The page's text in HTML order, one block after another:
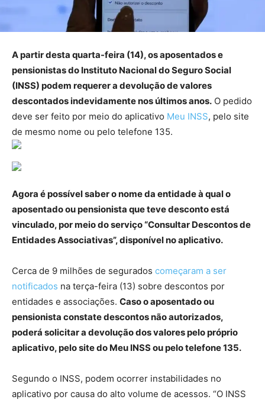
A partir desta quarta-feira (14), os aposentados e
pensionistas do Instituto Nacional do Seguro Social
(INSS) podem requerer a devolução de valores
descontados indevidamente nos últimos anos. O pedido
deve ser feito por meio do aplicativo Meu INSS, pelo site
de mesmo nome ou pelo telefone 135.
Agora é possível saber o nome da entidade à qual o
aposentado ou pensionista que teve desconto está
vinculado, por meio do serviço “Consultar Descontos de
Entidades Associativas”, disponível no aplicativo.
Cerca de 9 milhões de segurados começaram a ser
notificados na terça-feira (13) sobre descontos por
entidades e associações. Caso o aposentado ou
pensionista constate descontos não autorizados,
poderá solicitar a devolução dos valores pelo próprio
aplicativo, pelo site do Meu INSS ou pelo telefone 135.
Segundo o INSS, podem ocorrer instabilidades no
aplicativo por causa do alto volume de acessos. “O INSS